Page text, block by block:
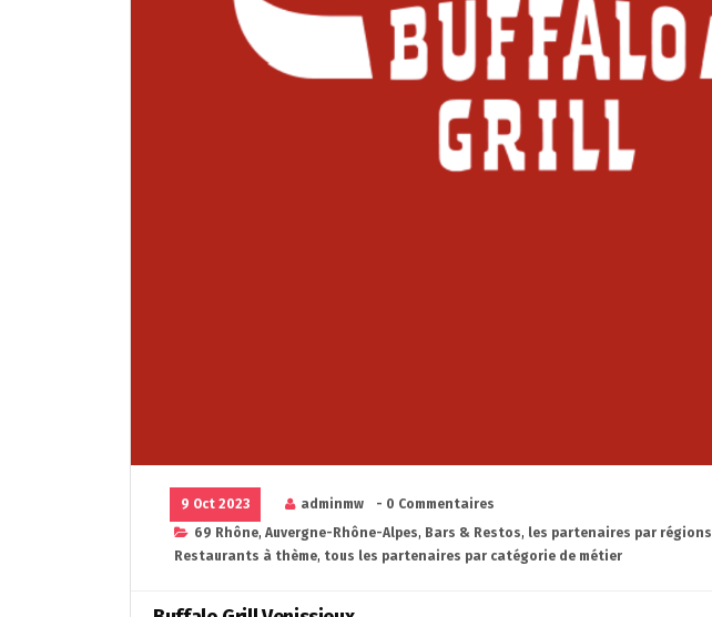
9 Oct 2023 adminmw
- 0 Commentaires
69 Rhône, Auvergne-Rhône-Alpes, Bars & Restos, les partenaires par régions
Restaurants à thème, tous les partenaires par catégorie de métier